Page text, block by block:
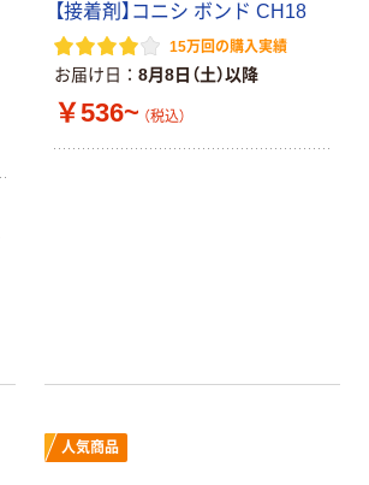
【接着剤】コニシ ボンド CH18
15万回の購入実績
お届け日 8月8日（土）以降
￥536~ （税込）
人気商品